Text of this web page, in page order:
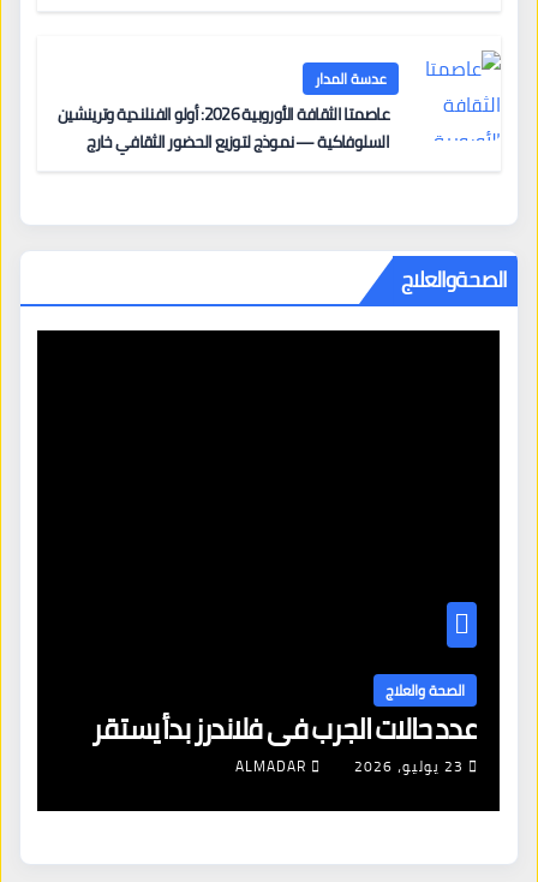
عدسة المدار
عاصمتا الثقافة الأوروبية 2026: أولو الفنلندية وترينشين
السلوفاكية — نموذج لتوزيع الحضور الثقافي خارج
الصحةوالعلاج
الصحة والعلاج
عدد حالات الجرب في فلاندرز بدأ يستقر
23 يوليو، 2026 ALMADAR